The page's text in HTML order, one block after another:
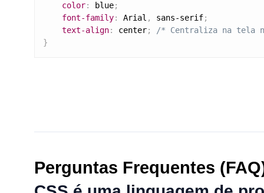
color: blue;
font-family: Arial , sans-serif;
text-align: center;
/* Centraliza na tela
}
Perguntas Frequentes